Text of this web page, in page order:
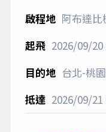
阿布達比
2026/09/20
台北-桃
2026/09/21